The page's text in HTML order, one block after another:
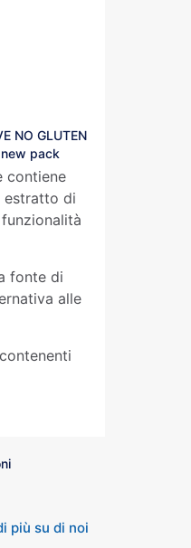
NO GLUTEN
new pack
contiene
estratto di
fonte di
alle
più su di noi